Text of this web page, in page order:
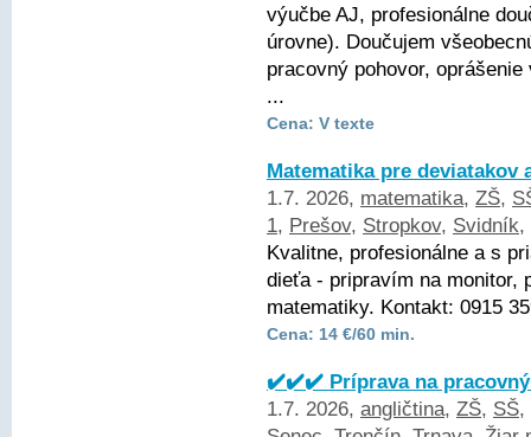
výučbe AJ, profesionálne
úrovne). Doučujem
pracovný pohovor,
...
Cena: V texte
Matematika pre deviatakov
1.7. 2026, matematika, ZŠ,
1, Prešov, Stropkov, Svidník,
Kvalitne, profesionálne a s
dieťa - pripravím na monitor,
matematiky. Kontakt: 0915
Cena: 14 €/60 min.
✔️✔️✔️ Príprava na
1.7. 2026, angličtina, ZŠ, SŠ,